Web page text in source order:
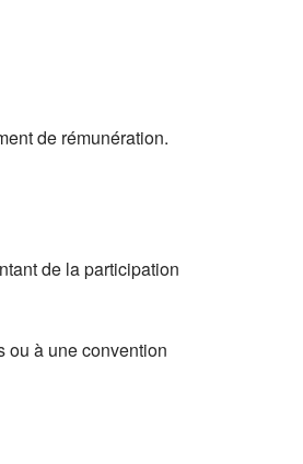
de rémunération.
de la participation
ou à une convention